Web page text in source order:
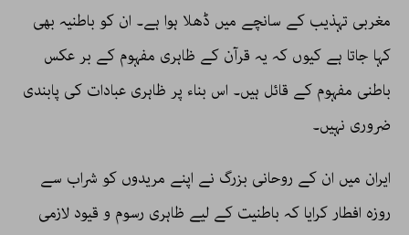
مغربی تہذیب کے سانچے میں ڈھلا ہوا ہے۔ ان کو باطنیہ بھی
کہا جاتا ہے کیوں کہ یہ قرآن کے ظاہری مفہوم کے بر عکس
باطنی مفہوم کے قائل ہیں۔ اس بناء پر ظاہری عبادات کی پابندی
ضروری نہیں۔
ایران میں ان کے روحانی بزرگ نے اپنے مریدوں کو شراب سے
روزہ افطار کرایا کہ باطنیت کے لیے ظاہری رسوم و قیود لازمی